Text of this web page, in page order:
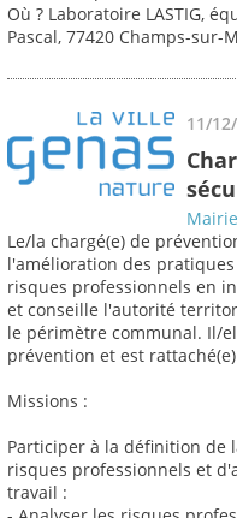
Où ? Laboratoire LASTIG,
Pascal, 77420 Champs-sur-
11/
Le/la chargé(e) de
l'amélioration des
risques professionnels en
et conseille l'autorité
le périmètre communal. Il/
prévention et est
Missions :
Participer à la définition de
risques professionnels et
travail :